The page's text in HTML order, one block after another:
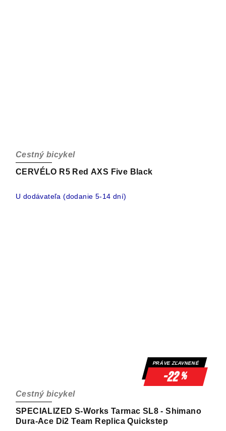
CERVÉLO R5 Red AXS Five Black
Cestný bicykel
U dodávateľa (dodanie 5-14 dní)
PRÁVE ZĽAVNENÉ
-22%
SPECIALIZED S-Works Tarmac SL8 - Shimano
Dura-Ace Di2 Team Replica Quickstep
Cestný bicykel